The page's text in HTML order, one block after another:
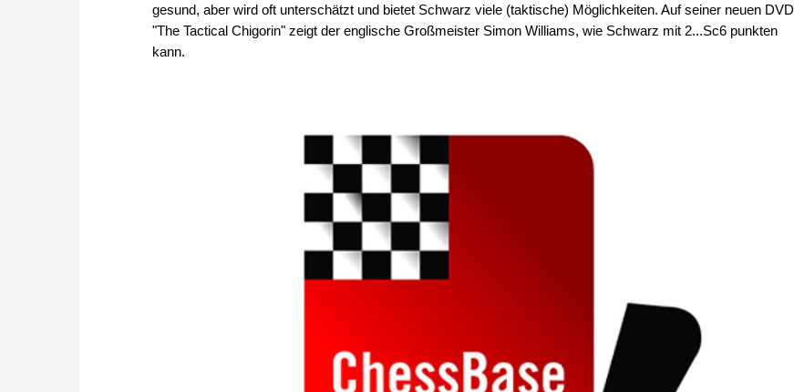
gesund, aber wird oft unterschätzt und bietet Schwarz viele (taktische) Möglichkeiten. Auf seiner neuen DVD
"The Tactical Chigorin" zeigt der englische Großmeister Simon Williams, wie Schwarz mit 2...Sc6 punkten
kann.